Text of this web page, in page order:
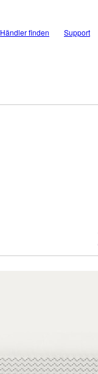
Händler finden Support